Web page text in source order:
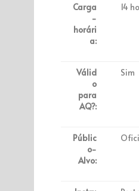
Carga
-
horári
a:
14
Válid
o
para
AQ?:
Sim
Públic
o-
Alvo: